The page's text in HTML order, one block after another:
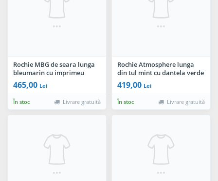
Rochie MBG de seara lunga
bleumarin cu imprimeu
floral
465,00 Lei
În stoc Livrare gratuită
Rochie Atmosphere lunga
din tul mint cu dantela verde
in zona bustului
419,00 Lei
În stoc Livrare gratuită